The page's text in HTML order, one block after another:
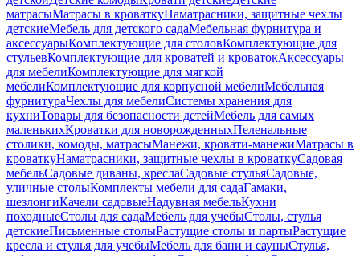
матрасыМатрасы в кроваткуНаматрасники, защитные чехлы
детскиеМебель для детского садаМебельная фурнитура и
аксессуарыКомплектующие для столовКомплектующие для
стульевКомплектующие для кроватей и кроватокАксессуары
для мебелиКомплектующие для мягкой
мебелиКомплектующие для корпусной мебелиМебельная
фурнитураЧехлы для мебелиСистемы хранения для
кухниТовары для безопасности детейМебель для самых
маленькихКроватки для новорожденныхПеленальные
столики, комоды, матрасыМанежи, кровати-манежиМатрасы в
кроваткуНаматрасники, защитные чехлы в кроваткуСадовая
мебельСадовые диваны, креслаСадовые стульяСадовые,
уличные столыКомплекты мебели для садаГамаки,
шезлонгиКачели садовыеНадувная мебельКухни
походныеСтолы для садаМебель для учебыСтолы, стулья
детскиеПисьменные столыРастущие столы и партыРастущие
кресла и стулья для учебыМебель для бани и сауныСтулья,